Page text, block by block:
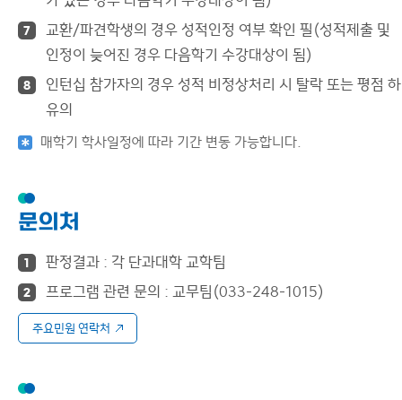
7
교환/파견학생의 경우 성적인정 여부 확인 필(성적제출 및
인정이 늦어진 경우 다음학기 수강대상이 됨)
8
인턴십 참가자의 경우 성적 비정상처리 시 탈락 또는 평점
유의
매학기 학사일정에 따라 기간 변동 가능합니다.
문의처
1 판정결과 : 각 단과대학 교학팀
2 프로그램 관련 문의 : 교무팀(033-248-1015)
주요민원 연락처